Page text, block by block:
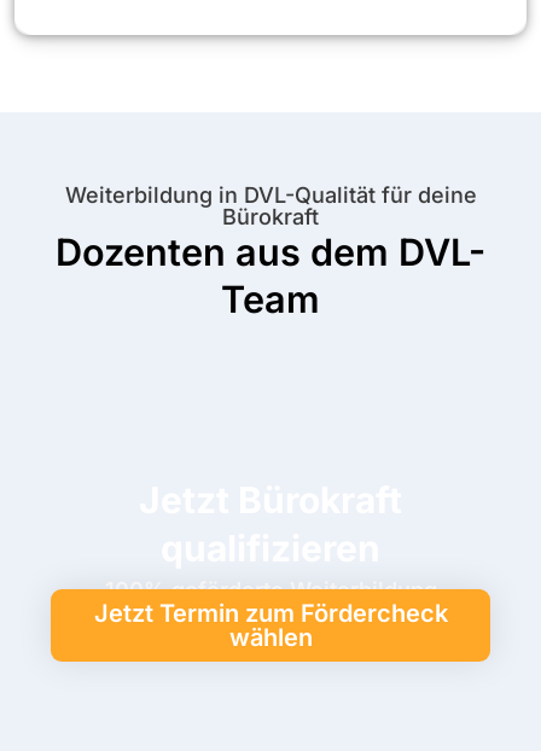
Weiterbildung in DVL-Qualität für deine
Bürokraft
Dozenten aus dem DVL-
Team
100% geförderte Weiterbildung
Jetzt Termin zum Fördercheck
wählen